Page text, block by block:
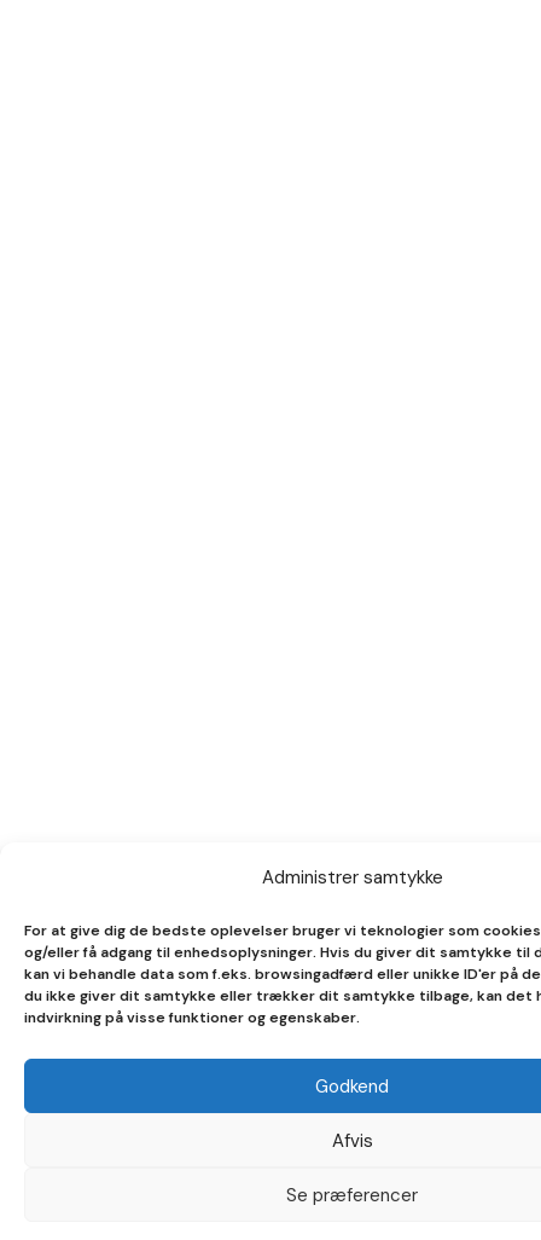
Administrer samtykke
For at give dig de bedste oplevelser bruger vi teknologier som
og/eller få adgang til enhedsoplysninger. Hvis du giver dit samtykke til
kan vi behandle data som f.eks. browsingadfærd eller unikke ID'er på
du ikke giver dit samtykke eller trækker dit samtykke tilbage, kan det
indvirkning på visse funktioner og egenskaber.
Godkend
Afvis
Se præferencer